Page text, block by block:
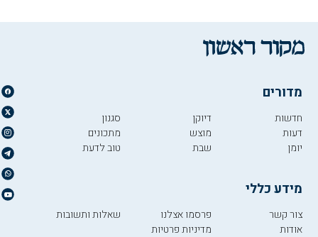
מדורים
חדשות
דעות
יומן
דיוקן
מוצש
שבת
סגנון
מתכונים
טוב לדעת
מידע כללי
צור קשר
אודות
פרסמו אצלנו
מדיניות פרטיות
שאלות ותשובות